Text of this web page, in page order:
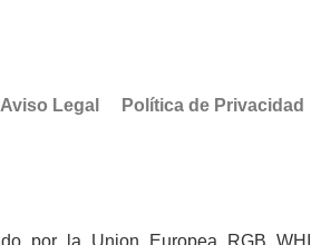
Aviso Legal Política de Privacidad